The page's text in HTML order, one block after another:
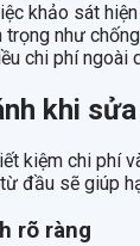
khảo sát
như
chi phí
khi
kiệm chi phí
đầu sẽ giúp
rõ ràng